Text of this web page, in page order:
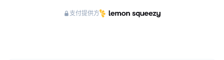
支付提供方